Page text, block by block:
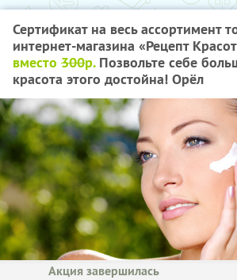
Сертификат на весь ассортимент
интернет-магазина «Рецепт
вместо 300р.Позвольте себе
красота этого достойна! Орёл
Акция завершилась